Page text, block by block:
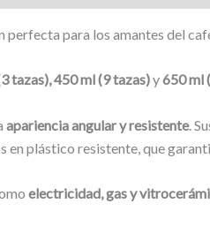
perfecta para los amantes del
tazas), 450 ml (9 tazas)y650 ml
apariencia angular y resistente.
plástico resistente, que
electricidad, gas y